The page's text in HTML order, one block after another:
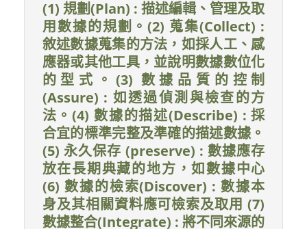
(1) 規劃(Plan) : 描述編輯、管理及取
用數據的規劃。(2) 蒐集(Collect) :
敘述數據蒐集的方法，如採人工、感
應器或其他工具，並說明數據數位化
的型式。(3) 數據品質的控制
(Assure) : 如透過偵測與檢查的方
法。(4) 數據的描述(Describe) : 採
合宜的標準完整及準確的描述數據。
(5) 永久保存 (preserve) : 數據應存
放在長期典藏的地方，如數據中心
(6) 數據的檢索(Discover) : 數據本
身及其相關資料應可檢索及取用 (7)
數據整合(Integrate) : 將不同來源的